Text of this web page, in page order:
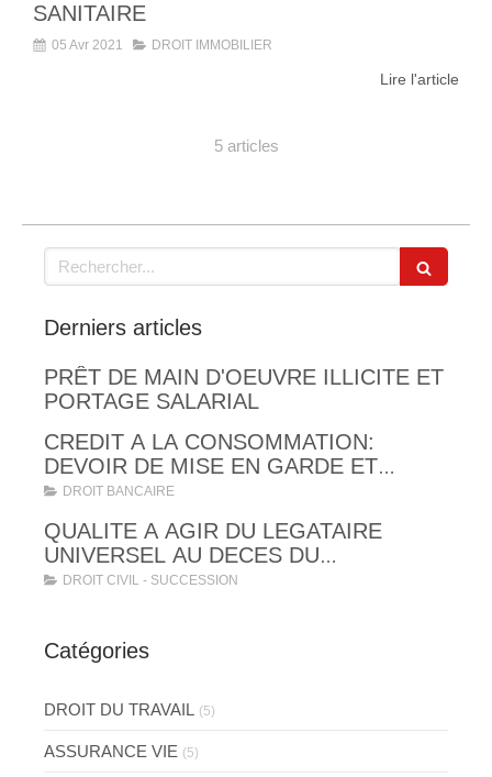
SANITAIRE
05 Avr 2021 DROIT IMMOBILIER
Lire l'article
5 articles
Rechercher
Derniers articles
PRÊT DE MAIN D'OEUVRE ILLICITE ET
PORTAGE SALARIAL
CREDIT A LA CONSOMMATION:
DEVOIR DE MISE EN GARDE ET
OBLIGATIONS LEGALES
DE VERIFICATION DE SOLVABILITE
DROIT BANCAIRE
QUALITE A AGIR DU LEGATAIRE
UNIVERSEL AU DECES DU
TESTATEUR
DROIT CIVIL - SUCCESSION
Catégories
DROIT DU TRAVAIL (5)
ASSURANCE VIE (5)